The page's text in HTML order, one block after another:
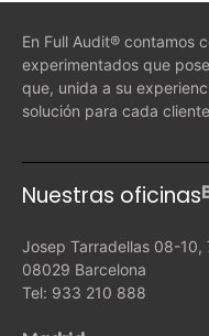
En Full Audit® contamos
experimentados que
que, unida a su
solución para cada
Nuestras oficinas
Josep Tarradellas 08-10,
08029 Barcelona
Tel: 933 210 888